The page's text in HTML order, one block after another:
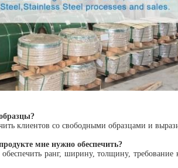
клиентов со свободными образцами и
мне нужно обеспечить?
ранг, ширину, толщину,